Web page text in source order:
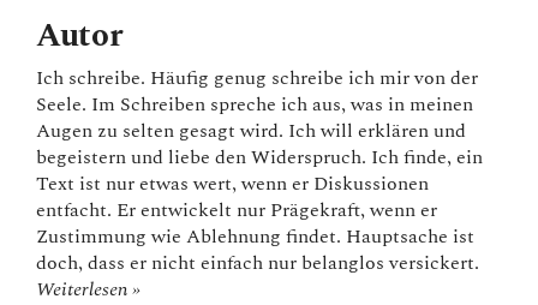
Autor
Ich schreibe. Häufig genug schreibe ich mir von der
Seele. Im Schreiben spreche ich aus, was in meinen
Augen zu selten gesagt wird. Ich will erklären und
begeistern und liebe den Widerspruch. Ich finde, ein
Text ist nur etwas wert, wenn er Diskussionen
entfacht. Er entwickelt nur Prägekraft, wenn er
Zustimmung wie Ablehnung findet. Hauptsache ist
doch, dass er nicht einfach nur belanglos versickert.
Weiterlesen »